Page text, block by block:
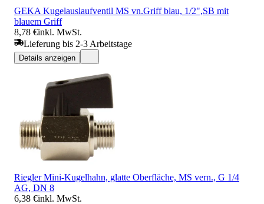
GEKA Kugelauslaufventil MS vn.Griff blau, 1/2",SB mit
blauem Griff
8,78 €inkl. MwSt.
Lieferung bis 2-3 Arbeitstage
Details anzeigen
Riegler Mini-Kugelhahn, glatte Oberfläche, MS vern., G 1/4
AG, DN 8
6,38 €inkl. MwSt.